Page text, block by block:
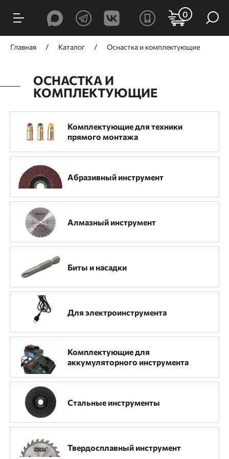
0
Главная Каталог Оснастка и комплектующие
ОСНАСТКА И
КОМПЛЕКТУЮЩИЕ
ФИЛЬТРЫ
Цена, ₽
Производитель
GNG TOUA Trusty-Tools
Mr. Logo
Mr. Экономик
RinG
TRIO-DIAMOND
Гефест
Назначение
Для аккумуляторных пистолетов
Для алмазных дисков
Для газовых пистолетов
Для гравировальных машин
Для дрелей алмазного сверления
Для камнерезных станков
Для коронок
Для машин алмазного бурения
Для мозаично-шлифовальной машины
Для монтажной пилы
Комплектующие для техники
прямого монтажа
Абразивный инструмент
Алмазный инструмент
Биты и насадки
Для электроинструмента
Комплектующие для
аккумуляторного инструмента
Стальные инструменты
Твердосплавный инструмент